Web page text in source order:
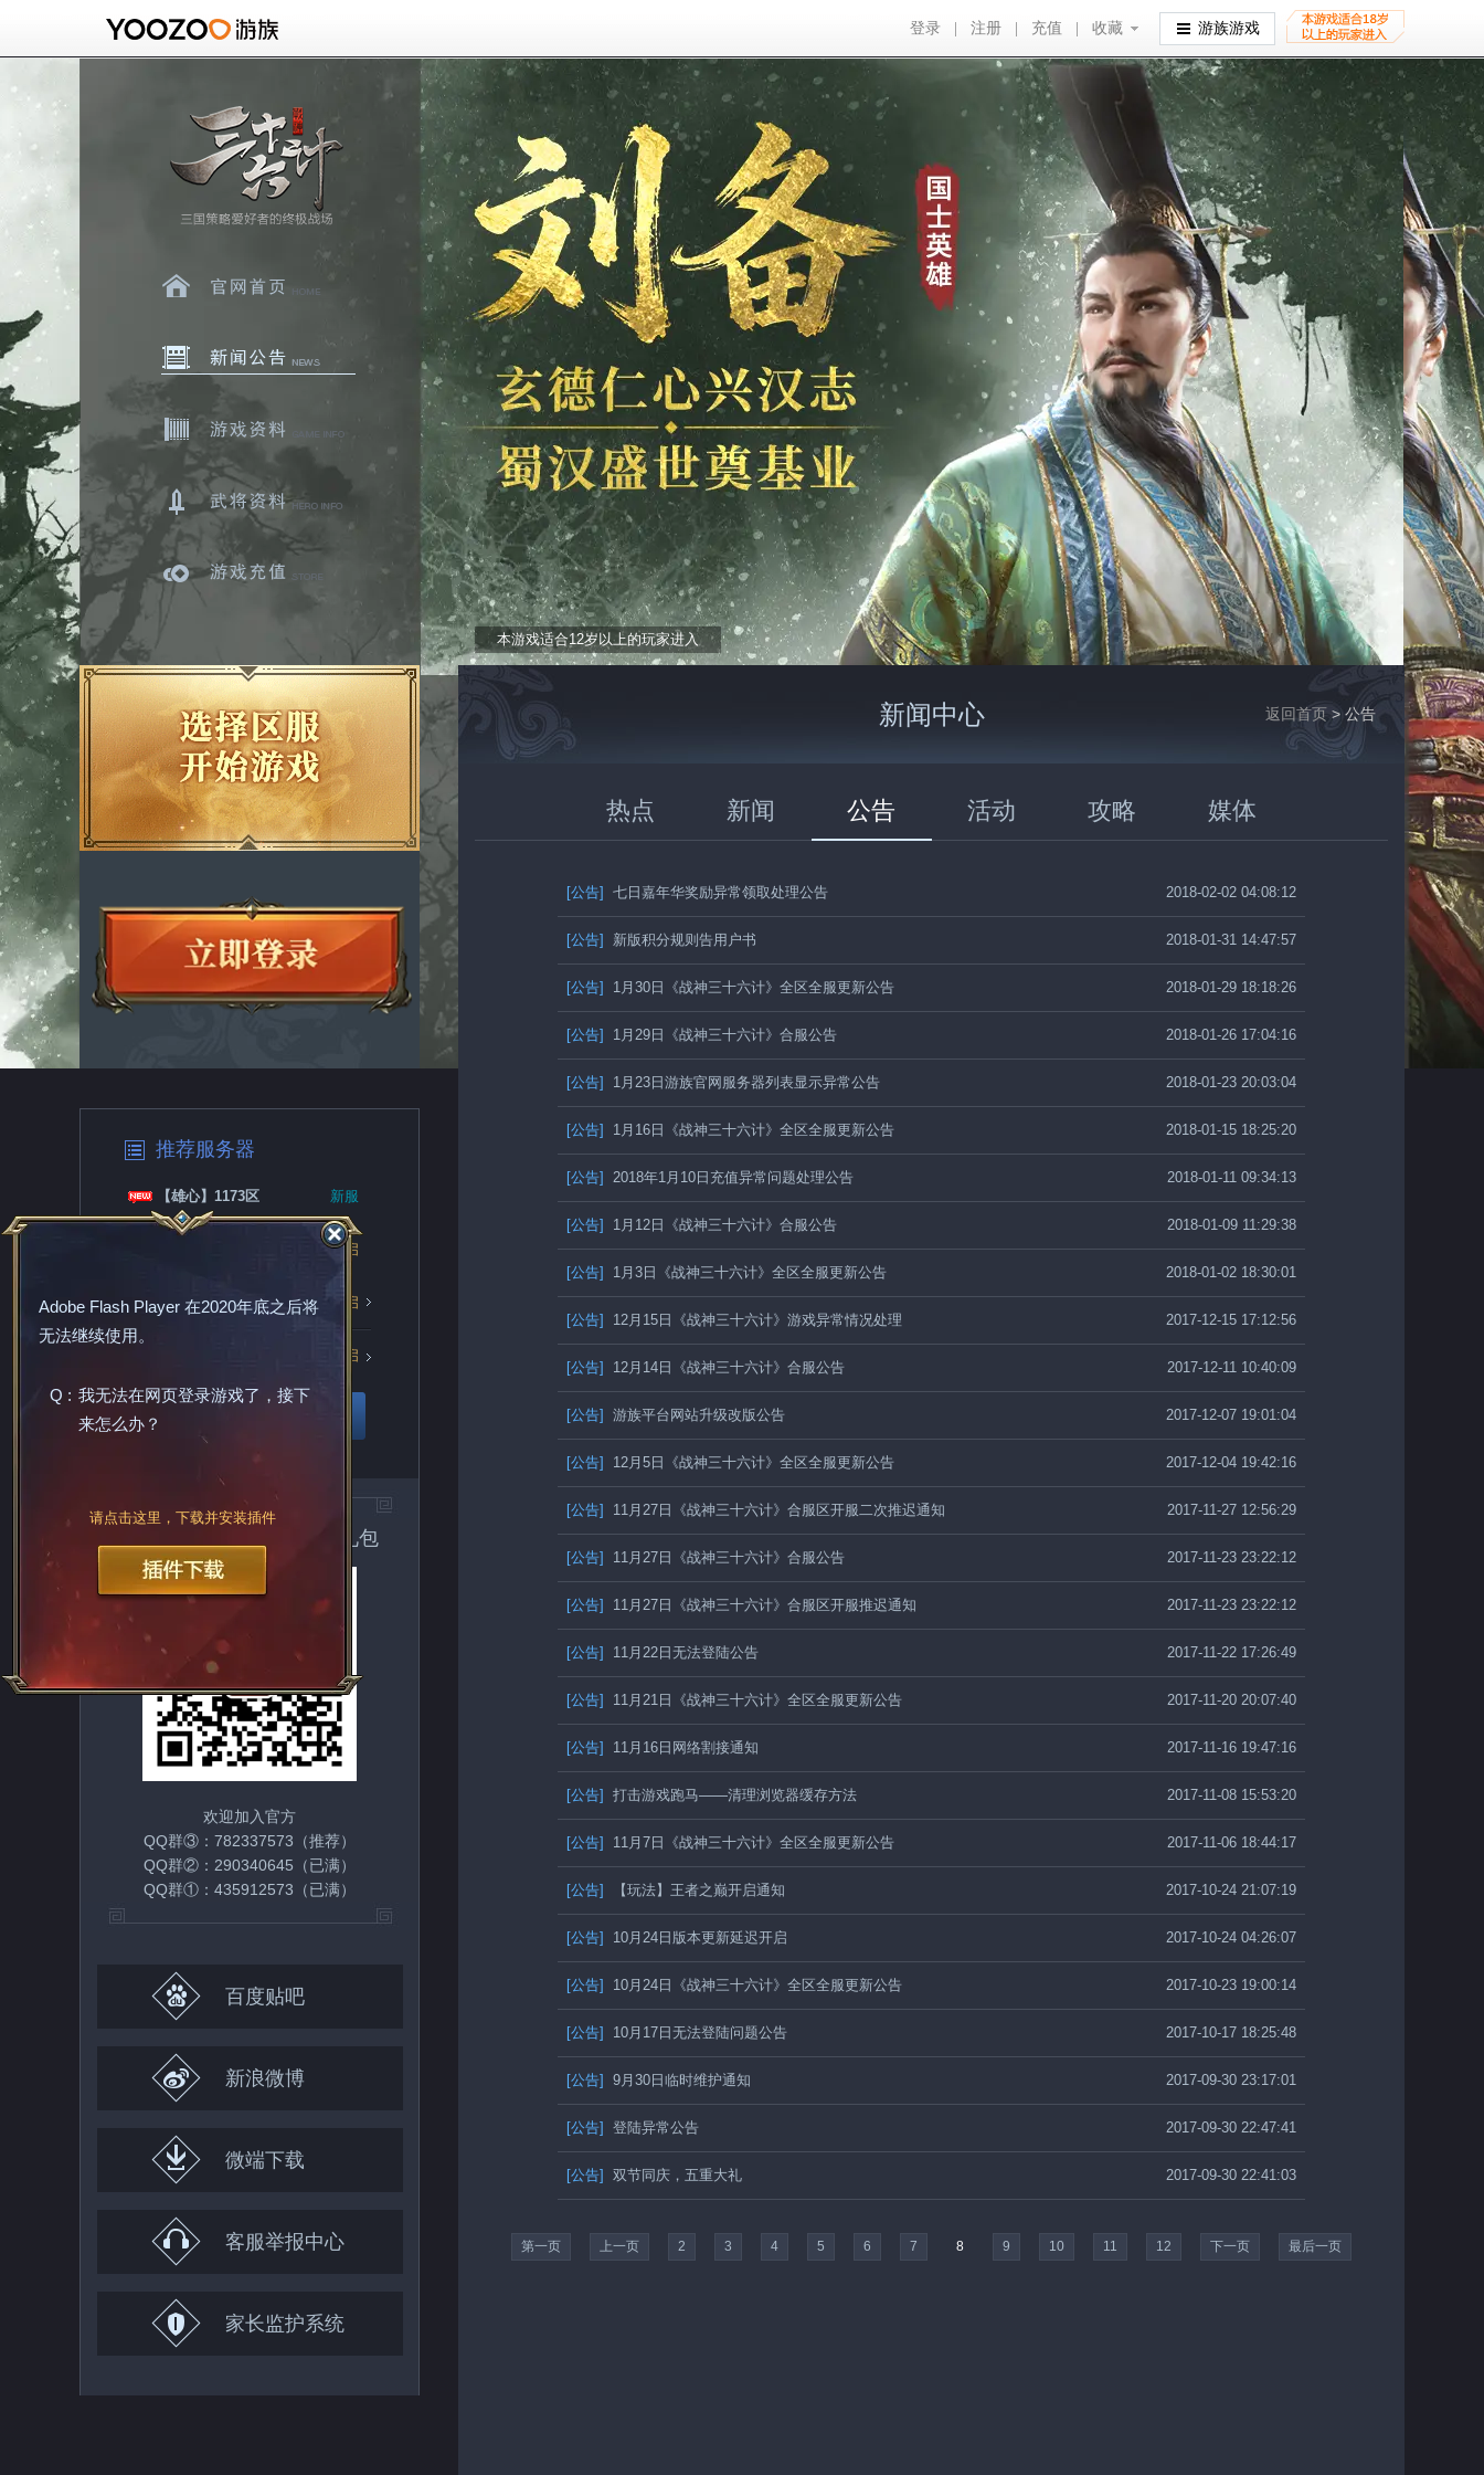
登录 注册 充值 收藏
收藏 游族游戏
官网首页
游戏资料
武将资料
游戏充值
推荐服务器
新服
【雄心】1173区
火爆开启
火爆开启
【雄心】1171区
火爆开启
扫一扫关注官方微信领取礼包
欢迎加入官方
QQ群③：782337573（推荐）
QQ群②：290340645（已满）
QQ群①：435912573（已满）
百度贴吧
新浪微博
微端下载
客服举报中心
家长监护系统
本游戏适合12岁以上的玩家进入
返回首页 > 公告
新闻中心
热点 新闻 公告 活动 攻略 媒体
2018-02-02 04:08:12
[公告] 七日嘉年华奖励异常领取处理公告
2018-01-31 14:47:57
[公告] 新版积分规则告用户书
2018-01-29 18:18:26
[公告] 1月30日《战神三十六计》全区全服更新公告
2018-01-26 17:04:16
[公告] 1月29日《战神三十六计》合服公告
2018-01-23 20:03:04
[公告] 1月23日游族官网服务器列表显示异常公告
2018-01-15 18:25:20
[公告] 1月16日《战神三十六计》全区全服更新公告
2018-01-11 09:34:13
[公告] 2018年1月10日充值异常问题处理公告
2018-01-09 11:29:38
[公告] 1月12日《战神三十六计》合服公告
2018-01-02 18:30:01
[公告] 1月3日《战神三十六计》全区全服更新公告
2017-12-15 17:12:56
[公告] 12月15日《战神三十六计》游戏异常情况处理
2017-12-11 10:40:09
[公告] 12月14日《战神三十六计》合服公告
2017-12-07 19:01:04
[公告] 游族平台网站升级改版公告
2017-12-04 19:42:16
[公告] 12月5日《战神三十六计》全区全服更新公告
2017-11-27 12:56:29
[公告] 11月27日《战神三十六计》合服区开服二次推迟通知
2017-11-23 23:22:12
[公告] 11月27日《战神三十六计》合服公告
2017-11-23 23:22:12
[公告] 11月27日《战神三十六计》合服区开服推迟通知
2017-11-22 17:26:49
[公告] 11月22日无法登陆公告
2017-11-20 20:07:40
[公告] 11月21日《战神三十六计》全区全服更新公告
2017-11-16 19:47:16
[公告] 11月16日网络割接通知
2017-11-08 15:53:20
[公告] 打击游戏跑马——清理浏览器缓存方法
2017-11-06 18:44:17
[公告] 11月7日《战神三十六计》全区全服更新公告
2017-10-24 21:07:19
[公告] 【玩法】王者之巅开启通知
2017-10-24 04:26:07
[公告] 10月24日版本更新延迟开启
2017-10-23 19:00:14
[公告] 10月24日《战神三十六计》全区全服更新公告
2017-10-17 18:25:48
[公告] 10月17日无法登陆问题公告
2017-09-30 23:17:01
[公告] 9月30日临时维护通知
2017-09-30 22:47:41
[公告] 登陆异常公告
2017-09-30 22:41:03
[公告] 双节同庆，五重大礼
第一页 上一页 2 3 4 5 6 7 8 9 10 11 12 下一页 最后一页
Adobe Flash Player 在2020年底之后将
无法继续使用。
Q : 我无法在网页登录游戏了，接下
来怎么办？
请点击这里，下载并安装插件